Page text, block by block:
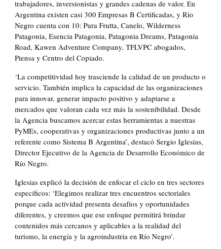
trabajadores, inversionistas y grandes cadenas de valor. En
Argentina existen casi 300 Empresas B Certificadas, y Río
Negro cuenta con 10: Pura Frutta, Canelo, Wilderness
Patagonia, Esencia Patagonia, Patagonia Dreams, Patagonia
Road, Kawen Adventure Company, TFLVPC abogados,
Piensa y Centro del Copiado.
‘La competitividad hoy trasciende la calidad de un producto o
servicio. También implica la capacidad de las organizaciones
para innovar, generar impacto positivo y adaptarse a
mercados que valoran cada vez más la sostenibilidad. Desde
la Agencia buscamos acercar estas herramientas a nuestras
PyMEs, cooperativas y organizaciones productivas junto a un
referente como Sistema B Argentina’, destacó Sergio Iglesias,
Director Ejecutivo de la Agencia de Desarrollo Económico de
Río Negro.
Iglesias explicó la decisión de enfocar el ciclo en tres sectores
específicos: ‘Elegimos realizar tres encuentros sectoriales
porque cada actividad presenta desafíos y oportunidades
diferentes, y creemos que ese enfoque permitirá brindar
contenidos más cercanos y aplicables a la realidad del
turismo, la energía y la agroindustria en Río Negro’.